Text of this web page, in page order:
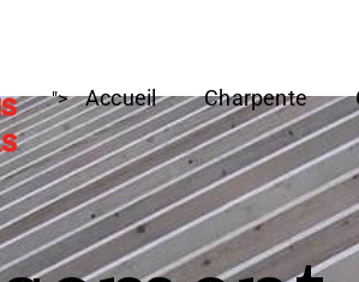
"> Accueil Charpente